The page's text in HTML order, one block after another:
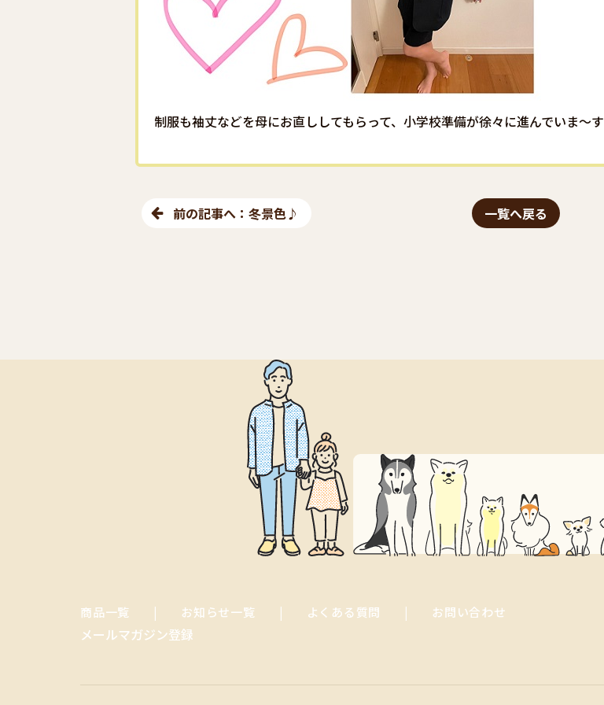
制服も袖丈などを母にお直ししてもらって、小学校準備が徐々に進んでいま〜す
前の記事へ：冬景色♪ 一覧へ戻る
商品一覧 お知らせ一覧 よくある質問 お問い合わせ
メールマガジン登録